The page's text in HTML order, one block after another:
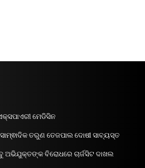
ମେଡିସିନ
ତରୁଣ ତେଜପାଲ ଦୋଷୀ ସାବ୍ୟସ୍ତ
ଅଭିଯୁକ୍ତଙ୍କ ବିରୋଧରେ ଚାର୍ଜସିଟ ଦାଖଲ